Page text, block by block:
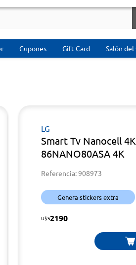
Cupones Gift Card Salón
LG
Smart Tv Nanocell
86NANO80ASA 4K
Referencia: 908973
Genera stickers extra
U$S2190